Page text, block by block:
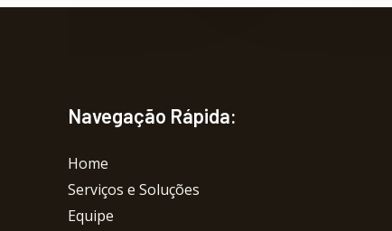
Navegação Rápida:
Home
Serviços e Soluções
Equipe